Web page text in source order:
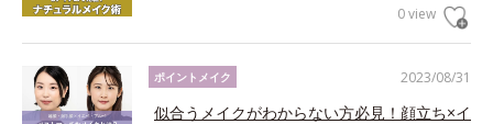
0 view
2023/08/31
ポイントメイク
似合うメイクがわからない方必見！顔立ち×イ